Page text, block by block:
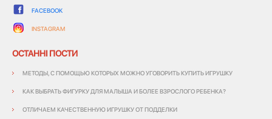
FACEBOOK
INSTAGRAM
ОСТАННІ ПОСТИ
МЕТОДЫ, С ПОМОЩЬЮ КОТОРЫХ МОЖНО УГОВОРИТЬ КУПИТЬ ИГРУШКУ
КАК ВЫБРАТЬ ФИГУРКУ ДЛЯ МАЛЫША И БОЛЕЕ ВЗРОСЛОГО РЕБЕНКА?
ОТЛИЧАЕМ КАЧЕСТВЕННУЮ ИГРУШКУ ОТ ПОДДЕЛКИ